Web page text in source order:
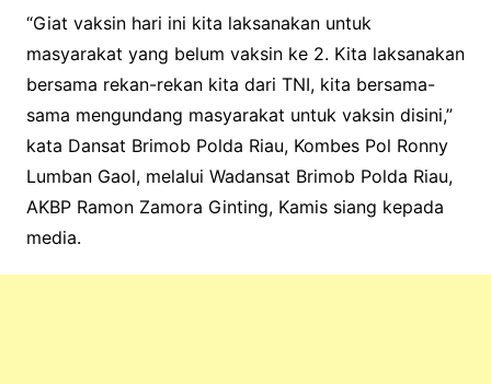
“Giat vaksin hari ini kita laksanakan untuk
masyarakat yang belum vaksin ke 2. Kita laksanakan
bersama rekan-rekan kita dari TNI, kita bersama-
sama mengundang masyarakat untuk vaksin disini,”
kata Dansat Brimob Polda Riau, Kombes Pol Ronny
Lumban Gaol, melalui Wadansat Brimob Polda Riau,
AKBP Ramon Zamora Ginting, Kamis siang kepada
media.